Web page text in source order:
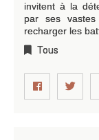
invitent à la
par ses
recharger les
Tous